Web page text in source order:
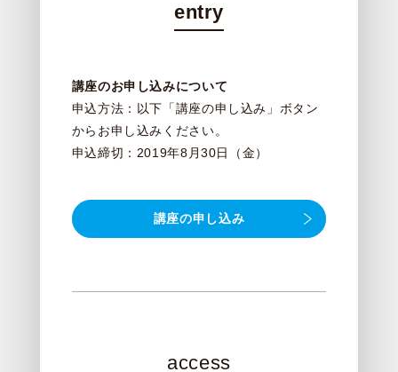
entry
講座のお申し込みについて
申込方法：以下「講座の申し込み」ボタン
からお申し込みください。
申込締切：2019年8月30日（金）
講座の申し込み
access